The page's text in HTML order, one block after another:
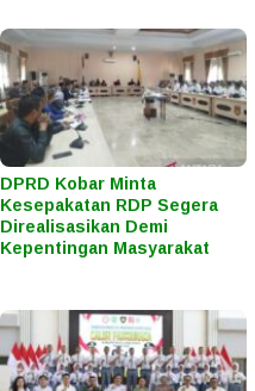
DPRD Kobar Minta
Kesepakatan RDP Segera
Direalisasikan Demi
Kepentingan Masyarakat